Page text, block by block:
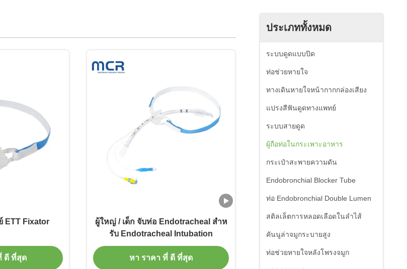
ประเภททั้งหมด
ระบบดูดแบบปิด
ท่อช่วยหายใจ
ทางเดินหายใจหน้ากากกล่องเสียง
แปรงสีฟันดูดทางแพทย์
ระบบสายดูด
ผู้ถือท่อในกระเพาะอาหาร
กระเป๋าสะพายความดัน
Endobronchial Blocker Tube
ท่อ Endobronchial Double Lumen
สติลเล็ตการหลอดเลือดในลําไส้
คันนูล่าจมูกระบายสูง
ท่อช่วยหายใจหลังโพรงจมูก
ETT Fixator
ดี ที่สุด
ผู้ใหญ่ / เด็ก จับท่อ Endotracheal สําห
รับ Endotracheal Intubation
หา ราคา ที่ ดี ที่สุด